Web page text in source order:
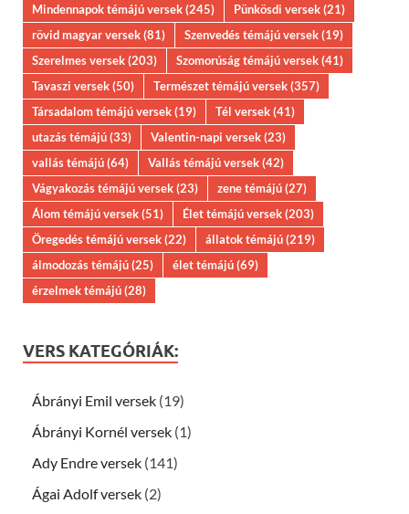
Mindennapok témájú versek(245) Pünkösdi versek(21)
rövid magyar versek(81) Szenvedés témájú versek(19)
Szerelmes versek(203) Szomorúság témájú versek(41)
Tavaszi versek(50) Természet témájú versek(357)
Társadalom témájú versek(19) Tél versek(41)
utazás témájú(33) Valentin-napi versek(23)
vallás témájú(64) Vallás témájú versek(42)
Vágyakozás témájú versek(23) zene témájú(27)
Álom témájú versek(51) Élet témájú versek(203)
Öregedés témájú versek(22) állatok témájú(219)
álmodozás témájú(25) élet témájú(69)
érzelmek témájú(28)
VERS KATEGÓRIÁK:
Ábrányi Emil versek (19)
Ábrányi Kornél versek (1)
Ady Endre versek (141)
Ágai Adolf versek (2)